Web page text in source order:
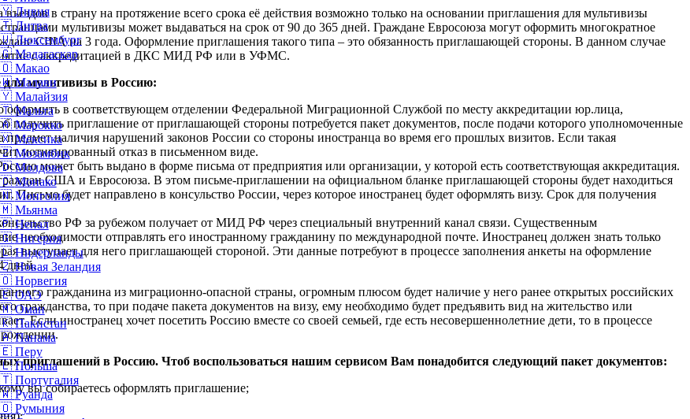
Ливия
Литва
Люксембург
Мадагаскар
Макао
Малави
Малайзия
Мальта
Марокко
Мексика
Мозамбик
Молдова
Монако
Монголия
Мьянма
Непал
Нигерия
Нидерланды
Новая Зеландия
Норвегия
ОАЭ
Оман
Пакистан
Панама
Перу
Польша
Португалия
Руанда
Румыния
в страну на протяжение всего срока её действия возможно только на основании приглашения для мультивизы
мультивизы может выдаваться на срок от 90 до 365 дней. Граждане Евросоюза могут оформить многократное
США на 3 года. Оформление приглашения такого типа – это обязанность приглашающей стороны. В данном случае
с аккредитацией в ДКС МИД РФ или в УФМС.
мультивизы в Россию:
оформить в соответствующем отделении Федеральной Миграционной Службой по месту аккредитации юр.лица,
приглашение от приглашающей стороны потребуется пакет документов, после подачи которого уполномоченные
наличия нарушений законов России со стороны иностранца во время его прошлых визитов. Если такая
мотивированный отказ в письменном виде.
может быть выдано в форме письма от предприятия или организации, у которой есть соответствующая аккредитация.
США и Евросоюза. В этом письме-приглашении на официальном бланке приглашающей стороны будет находиться
Письмо будет направлено в консульство России, через которое иностранец будет оформлять визу. Срок для получения
РФ за рубежом получает от МИД РФ через специальный внутренний канал связи. Существенным
необходимости отправлять его иностранному гражданину по международной почте. Иностранец должен знать только
выступает для него приглашающей стороной. Эти данные потребуют в процессе заполнения анкеты на оформление
дней.
гражданина из миграционно-опасной страны, огромным плюсом будет наличие у него ранее открытых российских
гражданства, то при подаче пакета документов на визу, ему необходимо будет предъявить вид на жительство или
Если иностранец хочет посетить Россию вместе со своей семьей, где есть несовершеннолетние дети, то в процессе
рождении.
приглашений в Россию. Чтоб воспользоваться нашим сервисом Вам понадобится следующий пакет документов:
вы собираетесь оформлять приглашение;